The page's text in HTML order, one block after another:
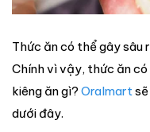
Thức ăn có thể gây sâu
Chính vì vậy, thức ăn
kiêng ăn gì? Oralmart
dưới đây.